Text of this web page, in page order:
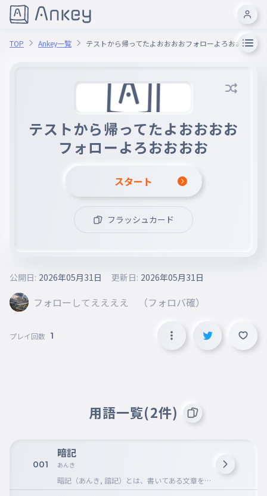
TOP Ankey一覧 テストから帰ってたよおおおおフォローよろおおおお
テストから帰ってたよおおおお
フォローよろおおおお
スタート
フラッシュカード
フォローしてええええ （フォロバ確）
公開日: 2026年05月31日 更新日: 2026年05月31日
プレイ回数 1
用語一覧(2件)
001
暗記
あんき
暗記（あんき, 諳記）とは、書いてある文章を
見ないで口に出して言えるようにするために覚